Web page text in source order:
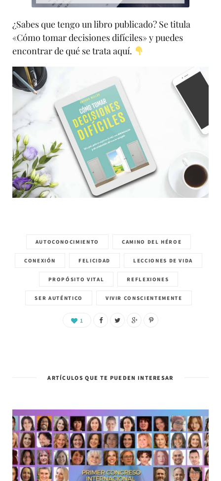
¿Sabes que tengo un libro publicado? Se titula
«Cómo tomar decisiones difíciles» y puedes
encontrar de qué se trata aquí.
AUTOCONOCIMIENTO CAMINO DEL HÉROE
CONEXIÓN FELICIDAD LECCIONES DE VIDA
PROPÓSITO VITAL REFLEXIONES
SER AUTÉNTICO VIVIR CONSCIENTEMENTE
1
ARTÍCULOS QUE TE PUEDEN INTERESAR